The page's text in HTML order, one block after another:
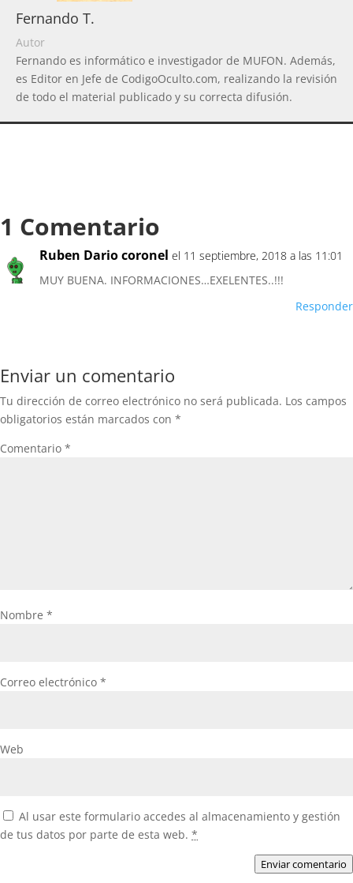
Fernando T.
Autor
Fernando es informático e investigador de MUFON. Además,
es Editor en Jefe de CodigoOculto.com, realizando la revisión
de todo el material publicado y su correcta difusión.
1 Comentario
Ruben Dario coronel el 11 septiembre, 2018 a las 11:01
MUY BUENA. INFORMACIONES…EXELENTES..!!!
Responder
Enviar un comentario
Tu dirección de correo electrónico no será publicada. Los campos
obligatorios están marcados con *
Comentario *
Nombre *
Correo electrónico *
Web
Al usar este formulario accedes al almacenamiento y gestión
de tus datos por parte de esta web. *
Enviar comentario